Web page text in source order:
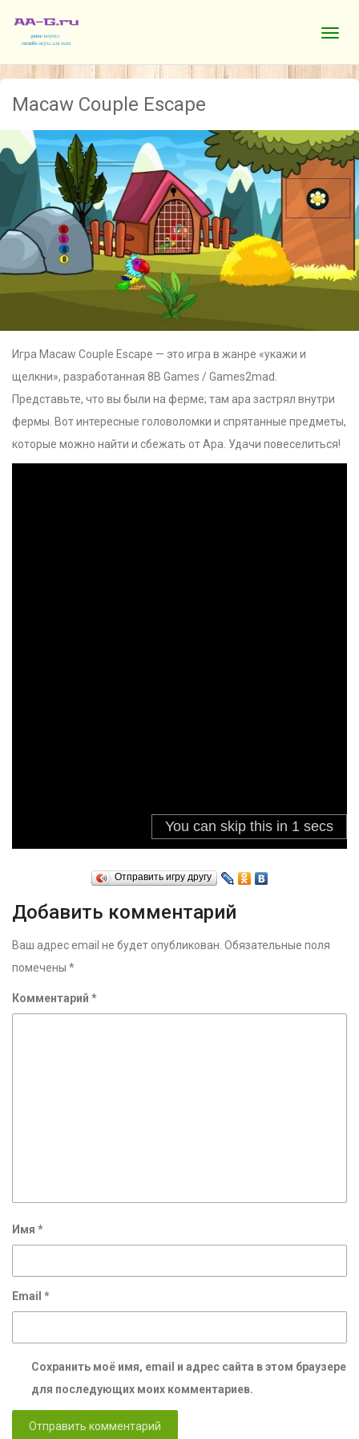
Macaw Couple Escape
Игра Macaw Couple Escape — это игра в жанре «укажи и
щелкни», разработанная 8B Games / Games2mad.
Представьте, что вы были на ферме; там ара застрял внутри
фермы. Вот интересные головоломки и спрятанные предметы,
которые можно найти и сбежать от Ара. Удачи повеселиться!
Отправить игру другу
Добавить комментарий
Ваш адрес email не будет опубликован. Обязательные поля
помечены *
Комментарий *
Имя *
Email *
Сохранить моё имя, email и адрес сайта в этом браузере
для последующих моих комментариев.